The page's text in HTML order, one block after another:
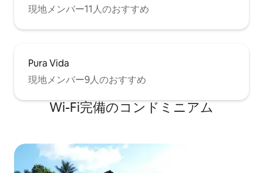
現地メンバー11人のおすすめ
Pura Vida
現地メンバー9人のおすすめ
Wi-Fi完備のコンドミニアム